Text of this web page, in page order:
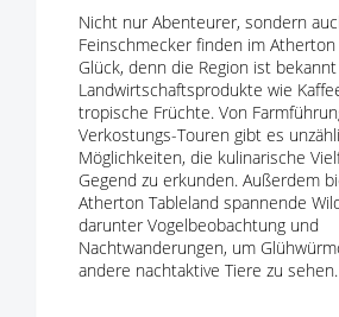
Nicht nur Abenteurer, sondern
Feinschmecker finden im Atherton
Glück, denn die Region ist
Landwirtschaftsprodukte wie
tropische Früchte. Von
Verkostungs-Touren gibt es
Möglichkeiten, die kulinarische
Gegend zu erkunden. Außerdem
Atherton Tableland spannende
darunter Vogelbeobachtung und
Nachtwanderungen, um
andere nachtaktive Tiere zu sehen.